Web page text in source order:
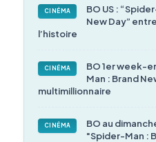
CINÉMA
BO US :
New Day”
l’histoire
CINÉMA
BO 1er week-
Man : Brand
multimillionnaire
CINÉMA
BO au
"Spider-Man :